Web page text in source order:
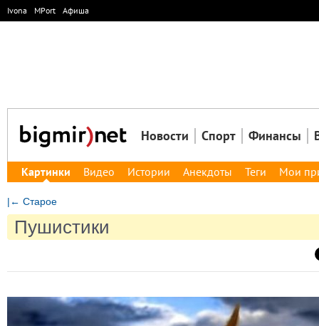
Ivona MPort Афиша
Новости Спорт Финансы
Картинки Видео Истории Анекдоты Теги Мои
|← Старое
Пушистики